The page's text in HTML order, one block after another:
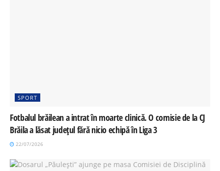
SPORT
Fotbalul brăilean a intrat în moarte clinică. O comisie de la CJ
Brăila a lăsat județul fără nicio echipă în Liga 3
22/07/2026